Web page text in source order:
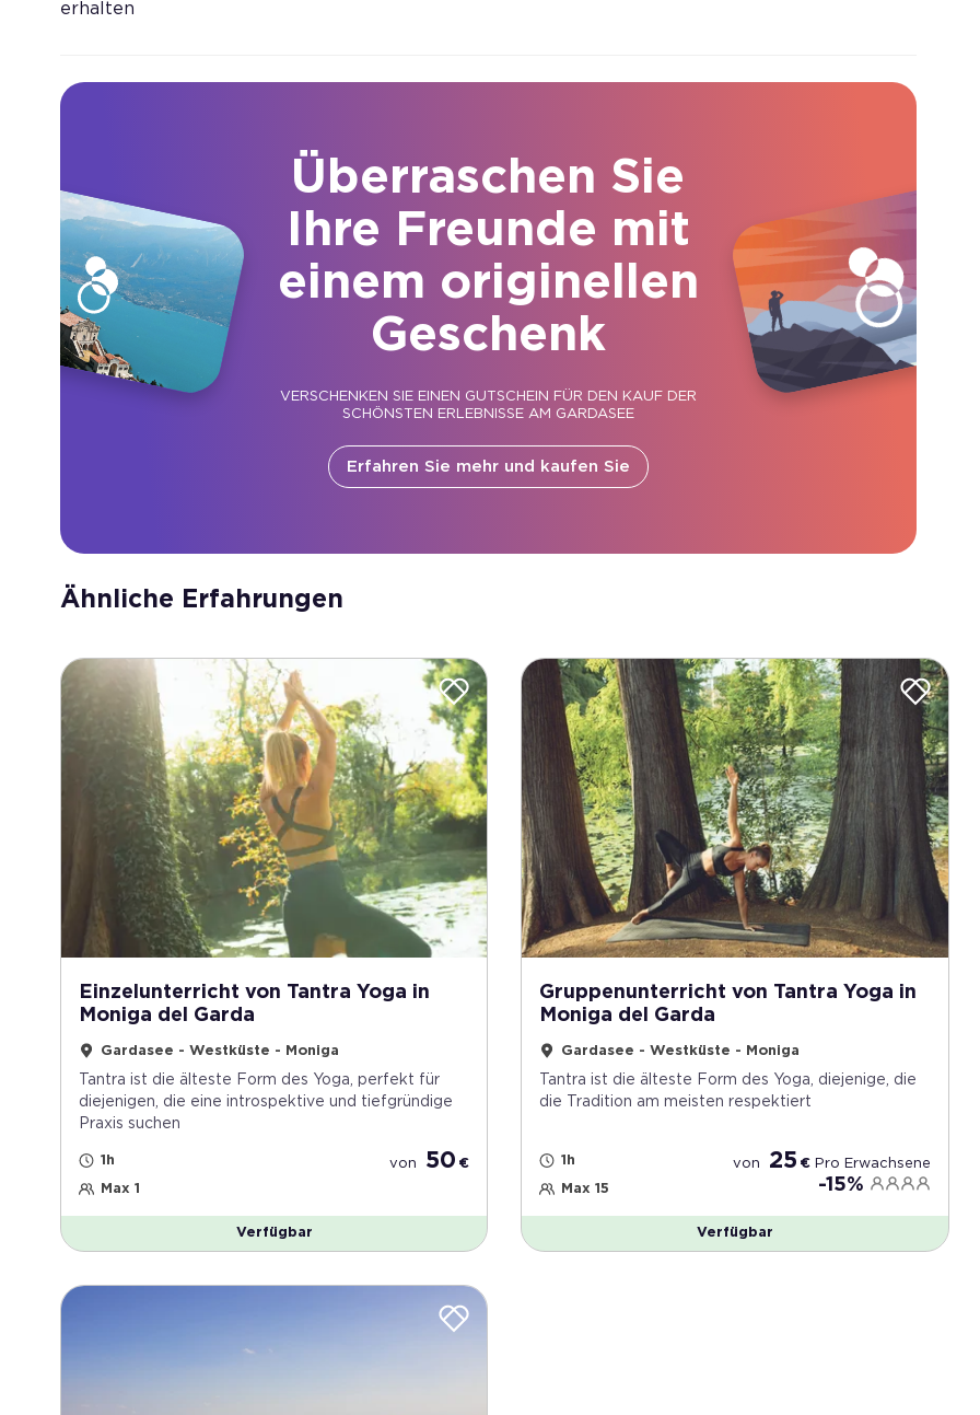
erhalten
Überraschen Sie
Ihre Freunde mit
einem originellen
Geschenk
VERSCHENKEN SIE EINEN GUTSCHEIN FÜR DEN KAUF DER
SCHÖNSTEN ERLEBNISSE AM GARDASEE
Erfahren Sie mehr und kaufen Sie
Ähnliche Erfahrungen
Einzelunterricht von Tantra Yoga in
Moniga del Garda
Gardasee - Westküste - Moniga
Tantra ist die älteste Form des Yoga, perfekt für
diejenigen, die eine introspektive und tiefgründige
Praxis suchen
1h
Max 1
von 50 €
Verfügbar
Gruppenunterricht von Tantra Yoga in
Moniga del Garda
Gardasee - Westküste - Moniga
Tantra ist die älteste Form des Yoga, diejenige, die
die Tradition am meisten respektiert
1h
Max 15
von 25 € Pro Erwachsene
-15%
Verfügbar